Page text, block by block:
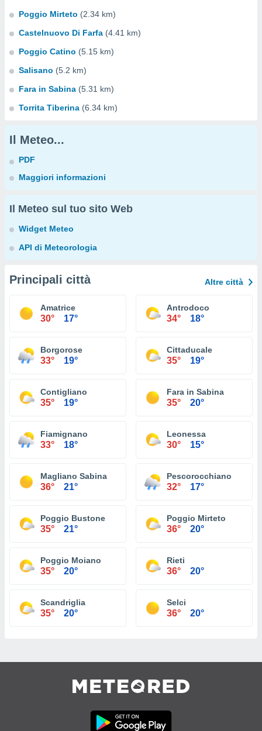
Poggio Mirteto (2.34 km)
Castelnuovo Di Farfa (4.41 km)
Poggio Catino (5.15 km)
Salisano (5.2 km)
Fara in Sabina (5.31 km)
Torrita Tiberina (6.34 km)
Il Meteo...
PDF
Maggiori informazioni
Il Meteo sul tuo sito Web
Widget Meteo
API di Meteorologia
Principali città Altre città
Amatrice
30° 17°
Antrodoco
34° 18°
Borgorose
33° 19°
Cittaducale
35° 19°
Contigliano
35° 19°
Fara in Sabina
35° 20°
Fiamignano
33° 18°
Leonessa
30° 15°
Magliano Sabina
36° 21°
Pescorocchiano
32° 17°
Poggio Bustone
35° 21°
Poggio Mirteto
36° 20°
Poggio Moiano
35° 20°
Rieti
36° 20°
Scandriglia
35° 20°
Selci
36° 20°